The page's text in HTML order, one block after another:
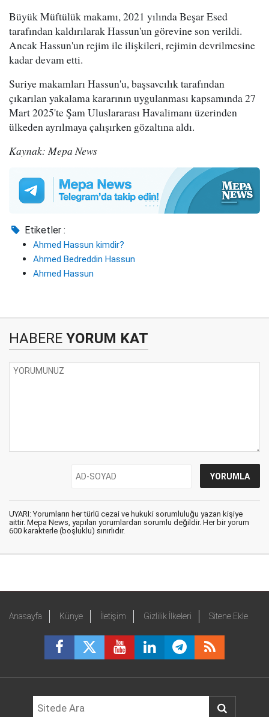
Büyük Müftülük makamı, 2021 yılında Beşar Esed
tarafından kaldırılarak Hassun'un görevine son verildi.
Ancak Hassun'un rejim ile ilişkileri, rejimin devrilmesine
kadar devam etti.
Suriye makamları Hassun'u, başsavcılık tarafından
çıkarılan yakalama kararının uygulanması kapsamında 27
Mart 2025'te Şam Uluslararası Havalimanı üzerinden
ülkeden ayrılmaya çalışırken gözaltına aldı.
Kaynak: Mepa News
Etiketler :
Ahmed Hassun kimdir?
Ahmed Bedreddin Hassun
Ahmed Hassun
HABERE YORUM KAT
UYARI: Yorumların her türlü cezai ve hukuki sorumluluğu yazan kişiye
aittir. Mepa News, yapılan yorumlardan sorumlu değildir. Her bir yorum
600 karakterle (boşluklu) sınırlıdır.
Anasayfa Künye İletişim Gizlilik İlkeleri Sitene Ekle